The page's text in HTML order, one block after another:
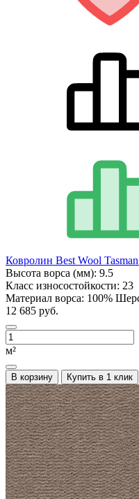
Ковролин Best Wool
Высота ворса (мм): 9.5
Класс износостойкости: 23
Материал ворса: 100%
12 685 руб.
м²
В корзину Купить в 1 клик